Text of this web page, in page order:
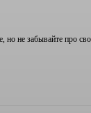
не забывайте про